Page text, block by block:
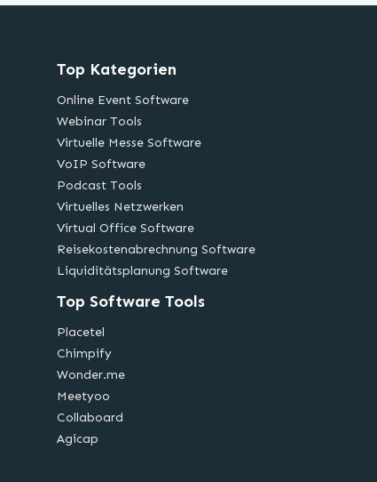
Top Kategorien
Online Event Software
Webinar Tools
Virtuelle Messe Software
VoIP Software
Podcast Tools
Virtuelles Netzwerken
Virtual Office Software
Reisekostenabrechnung Software
Liquiditätsplanung Software
Top Software Tools
Placetel
Chimpify
Wonder.me
Meetyoo
Collaboard
Agicap